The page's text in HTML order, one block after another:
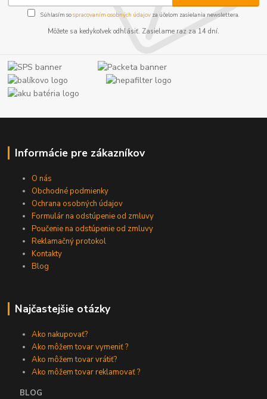
Súhlasím sospracovaním osobných údajov za účelom zasielania newslettera.
Môžete sa kedykoľvek odhlásiť. Zasielame raz za 14 dní.
Informácie pre zákazníkov
O nás
Obchodné podmienky
Ochrana osobných údajov
Formulár na odstúpenie od zmluvy
Poučenie na odstúpenie od zmluvy
Reklamačný protokol
Kontakty
Blog
Najčastejšie otázky
Ako nakupovať?
Ako môžem tovar vymeniť ?
Ako môžem tovar vrátiť?
Ako môžem tovar reklamovať ?
BLOG